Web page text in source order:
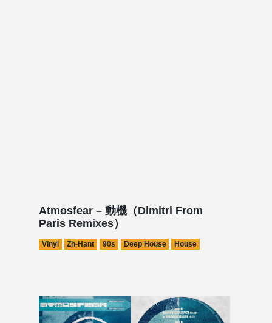
Atmosfear – 動機（Dimitri From
Paris Remixes）
Vinyl Zh-Hant 90s Deep House House